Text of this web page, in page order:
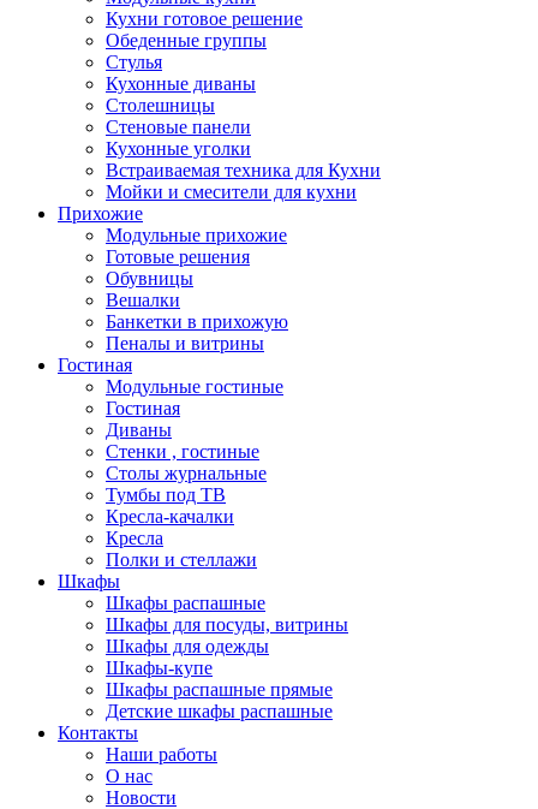
Кухни готовое решение
Обеденные группы
Стулья
Кухонные диваны
Столешницы
Стеновые панели
Кухонные уголки
Встраиваемая техника для Кухни
Мойки и смесители для кухни
Прихожие
Модульные прихожие
Готовые решения
Обувницы
Вешалки
Банкетки в прихожую
Пеналы и витрины
Гостиная
Модульные гостиные
Гостиная
Диваны
Стенки , гостиные
Столы журнальные
Тумбы под ТВ
Кресла-качалки
Кресла
Полки и стеллажи
Шкафы
Шкафы распашные
Шкафы для посуды, витрины
Шкафы для одежды
Шкафы-купе
Шкафы распашные прямые
Детские шкафы распашные
Контакты
Наши работы
О нас
Новости